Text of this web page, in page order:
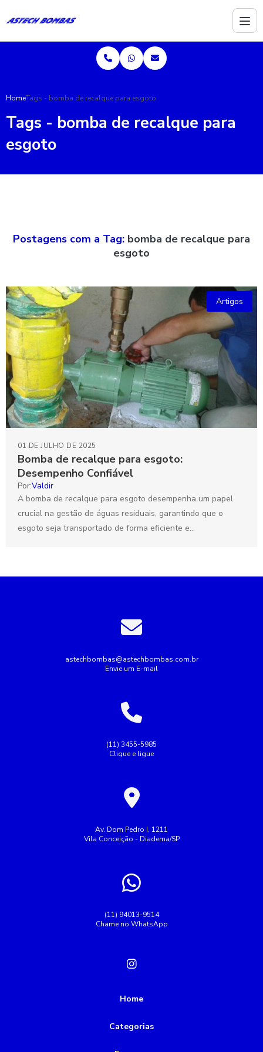
HomeTags - bomba de recalque para esgoto
Tags - bomba de recalque para
esgoto
Postagens com a Tag: bomba de recalque para
esgoto
Artigos
Bomba de recalque para esgoto:
Desempenho Confiável
01 DE JULHO DE 2025
Por:Valdir
A bomba de recalque para esgoto desempenha um papel
crucial na gestão de águas residuais, garantindo que o
esgoto seja transportado de forma eficiente e...
astechbombas@astechbombas.com.br
Envie um E-mail
(11) 3455-5985
Clique e ligue
Av. Dom Pedro I, 1211
Vila Conceição - Diadema/SP
(11) 94013-9514
Chame no WhatsApp
Home
Categorias